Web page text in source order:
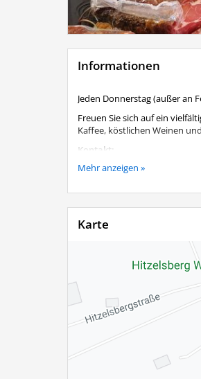
Informationen
Jeden Donnerstag (außer an
Freuen Sie sich auf ein
Kaffee, köstlichen Weinen
Kontakt:
Wirtschaftsreferent Herr
Mehr anzeigen »
Karte